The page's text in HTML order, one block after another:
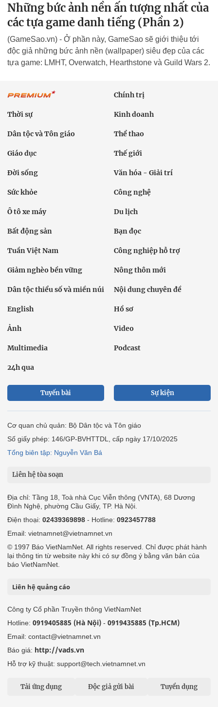
Những bức ảnh nền ấn tượng nhất của
các tựa game danh tiếng (Phần 2)
(GameSao.vn) - Ở phần này, GameSao sẽ giới thiệu tới
độc giả những bức ảnh nền (wallpaper) siêu đẹp của các
tựa game: LMHT, Overwatch, Hearthstone và Guild Wars 2.
Chính trị
Thời sự Kinh doanh
Dân tộc và Tôn giáo Thể thao
Giáo dục Thế giới
Đời sống Văn hóa - Giải trí
Sức khỏe Công nghệ
Ô tô xe máy Du lịch
Bất động sản Bạn đọc
Tuần Việt Nam Công nghiệp hỗ trợ
Giảm nghèo bền vững Nông thôn mới
Dân tộc thiểu số và miền núi Nội dung chuyên đề
English Hồ sơ
Ảnh Video
Multimedia Podcast
24h qua
Tuyến bài Sự kiện
Cơ quan chủ quản: Bộ Dân tộc và Tôn giáo
Số giấy phép: 146/GP-BVHTTDL, cấp ngày 17/10/2025
Tổng biên tập: Nguyễn Văn Bá
Liên hệ tòa soạn
Địa chỉ: Tầng 18, Toà nhà Cục Viễn thông (VNTA), 68 Dương
Đình Nghệ, phường Cầu Giấy, TP. Hà Nội.
Điện thoại: 02439369898 - Hotline: 0923457788
Email: vietnamnet@vietnamnet.vn
© 1997 Báo VietNamNet. All rights reserved. Chỉ được phát hành
lại thông tin từ website này khi có sự đồng ý bằng văn bản của
báo VietNamNet.
Liên hệ quảng cáo
Công ty Cổ phần Truyền thông VietNamNet
Hotline: 0919405885 (Hà Nội) - 0919435885 (Tp.HCM)
Email: contact@vietnamnet.vn
Báo giá: http://vads.vn
Hỗ trợ kỹ thuật: support@tech.vietnamnet.vn
Tải ứng dụng Độc giả gửi bài Tuyển dụng